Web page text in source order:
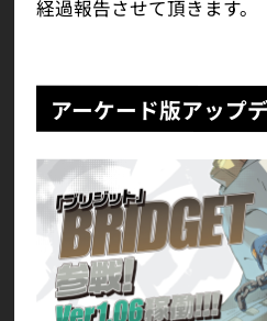
経過報告させて頂きます。
アーケード版アップ